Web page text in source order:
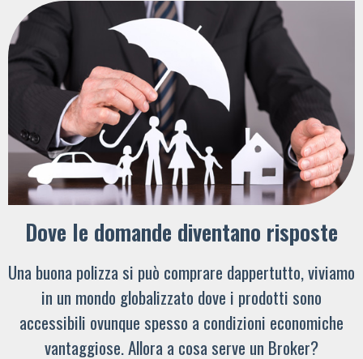
Dove le domande diventano risposte
Una buona polizza si può comprare dappertutto, viviamo
in un mondo globalizzato dove i prodotti sono
accessibili ovunque spesso a condizioni economiche
vantaggiose. Allora a cosa serve un Broker?